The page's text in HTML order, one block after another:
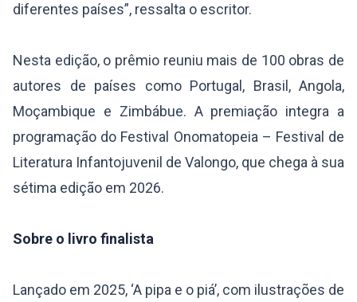
diferentes países”, ressalta o escritor.
Nesta edição, o prêmio reuniu mais de 100 obras de
autores de países como Portugal, Brasil, Angola,
Moçambique e Zimbábue. A premiação integra a
programação do Festival Onomatopeia – Festival de
Literatura Infantojuvenil de Valongo, que chega à sua
sétima edição em 2026.
Sobre o livro finalista
Lançado em 2025, ‘A pipa e o piá’, com ilustrações de